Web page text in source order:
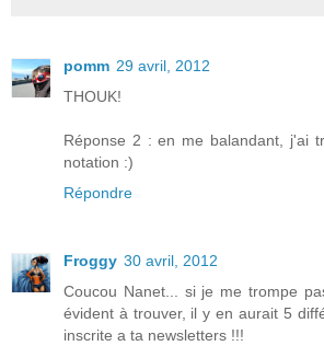
pomm 29 avril, 2012
THOUK!
Réponse 2 : en me balandant, j'ai
notation :)
Répondre
Froggy 30 avril, 2012
Coucou Nanet... si je me trompe
évident à trouver, il y en aurait 5
inscrite a ta newsletters !!!